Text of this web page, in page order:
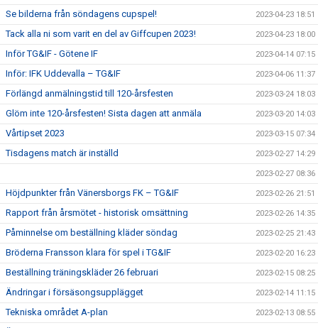
Se bilderna från söndagens cupspel! 2023-04-23 18:51
Tack alla ni som varit en del av Giffcupen 2023! 2023-04-23 18:00
Inför TG&IF - Götene IF 2023-04-14 07:15
Inför: IFK Uddevalla – TG&IF 2023-04-06 11:37
Förlängd anmälningstid till 120-årsfesten 2023-03-24 18:03
Glöm inte 120-årsfesten! Sista dagen att anmäla 2023-03-20 14:03
Vårtipset 2023 2023-03-15 07:34
Tisdagens match är inställd 2023-02-27 14:29
2023-02-27 08:36
Höjdpunkter från Vänersborgs FK – TG&IF 2023-02-26 21:51
Rapport från årsmötet - historisk omsättning 2023-02-26 14:35
Påminnelse om beställning kläder söndag 2023-02-25 21:43
Bröderna Fransson klara för spel i TG&IF 2023-02-20 16:23
Beställning träningskläder 26 februari 2023-02-15 08:25
Ändringar i försäsongsupplägget 2023-02-14 11:15
Tekniska området A-plan 2023-02-13 08:55